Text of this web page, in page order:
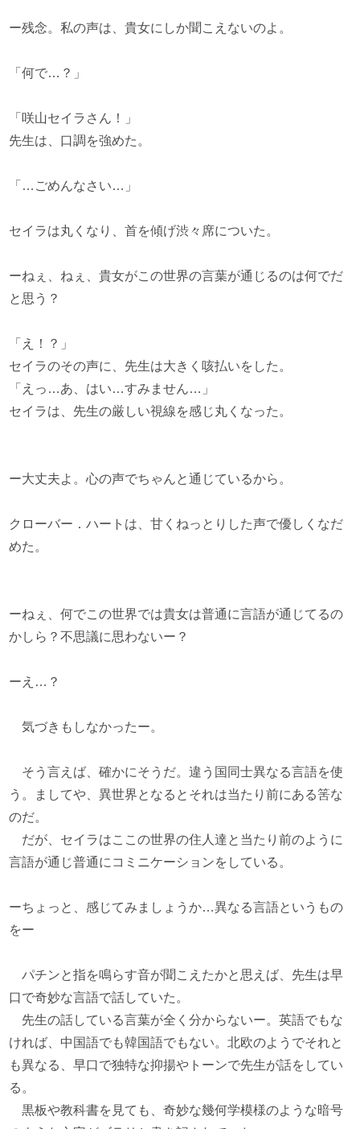
ー残念。私の声は、貴女にしか聞こえないのよ。
「何で…？」
「咲山セイラさん！」
先生は、口調を強めた。
「…ごめんなさい…」
セイラは丸くなり、首を傾げ渋々席についた。
ーねぇ、ねぇ、貴女がこの世界の言葉が通じるのは何でだ
と思う？
「え！？」
セイラのその声に、先生は大きく咳払いをした。
「えっ…あ、はい…すみません…」
セイラは、先生の厳しい視線を感じ丸くなった。
ー大丈夫よ。心の声でちゃんと通じているから。
クローバー．ハートは、甘くねっとりした声で優しくなだ
めた。
ーねぇ、何でこの世界では貴女は普通に言語が通じてるの
かしら？不思議に思わないー？
ーえ…？
気づきもしなかったー。
そう言えば、確かにそうだ。違う国同士異なる言語を使
う。ましてや、異世界となるとそれは当たり前にある筈な
のだ。
だが、セイラはここの世界の住人達と当たり前のように
言語が通じ普通にコミニケーションをしている。
ーちょっと、感じてみましょうか…異なる言語というもの
をー
パチンと指を鳴らす音が聞こえたかと思えば、先生は早
口で奇妙な言語で話していた。
先生の話している言葉が全く分からないー。英語でもな
ければ、中国語でも韓国語でもない。北欧のようでそれと
も異なる、早口で独特な抑揚やトーンで先生が話をしてい
る。
黒板や教科書を見ても、奇妙な幾何学模様のような暗号